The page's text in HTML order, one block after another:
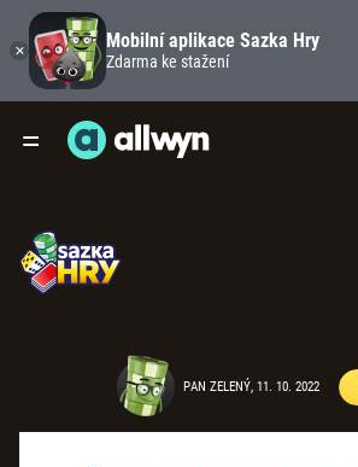
PAN ZELENÝ, 11. 10. 2022
Mobilní aplikace Sazka Hry
Zdarma ke stažení